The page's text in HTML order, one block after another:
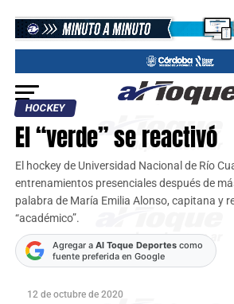
HOCKEY
El “verde” se reactivó
El hockey de Universidad Nacional de Río
entrenamientos presenciales después de
palabra de María Emilia Alonso, capitana y
“académico”.
Agregar a Al Toque Deportescomo
fuente preferida en Google
12 de octubre de 2020